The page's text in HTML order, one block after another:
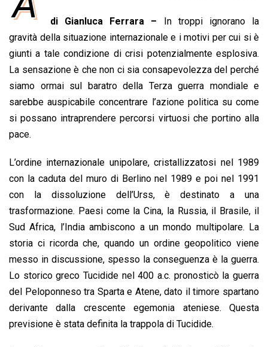
e
o
o
k
s
A
p
p
e
d
I
n
a
d
s
l
L
i
n
k
t
di Gianluca Ferrara – In troppi ignorano la
gravità della situazione internazionale e i motivi per cui si è
giunti a tale condizione di crisi potenzialmente esplosiva.
La sensazione è che non ci sia consapevolezza del perché
siamo ormai sul baratro della Terza guerra mondiale e
sarebbe auspicabile concentrare l’azione politica su come
si possano intraprendere percorsi virtuosi che portino alla
pace.
L’ordine internazionale unipolare, cristallizzatosi nel 1989
con la caduta del muro di Berlino nel 1989 e poi nel 1991
con la dissoluzione dell’Urss, è destinato a una
trasformazione. Paesi come la Cina, la Russia, il Brasile, il
Sud Africa, l’India ambiscono a un mondo multipolare. La
storia ci ricorda che, quando un ordine geopolitico viene
messo in discussione, spesso la conseguenza è la guerra.
Lo storico greco Tucidide nel 400 a.c. pronosticò la guerra
del Peloponneso tra Sparta e Atene, dato il timore spartano
derivante dalla crescente egemonia ateniese. Questa
previsione è stata definita la trappola di Tucidide.